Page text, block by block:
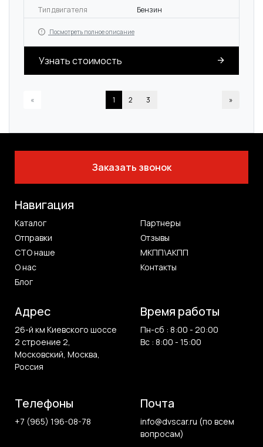
Тип двигателя
Бензин
Посмотреть полное описание
Узнать стоимость
« 1 2 3 »
Заказать звонок
Навигация
Каталог
Партнеры
Отправки
Отзывы
СТО наше
МКПП\АКПП
О нас
Контакты
Блог
Адрес
26-й км Киевского шоссе
2 строение 2,
Московский, Москва,
Россия
Время работы
Пн-сб : 8:00 - 20:00
Вс : 8:00 - 15:00
Телефоны
+7 (965) 196-08-78
Почта
info@dvscar.ru (по всем
вопросам)